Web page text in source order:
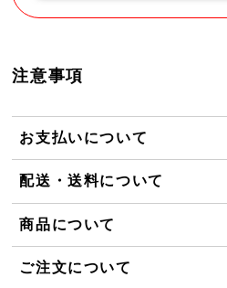
注意事項
お支払いについて
配送・送料について
商品について
ご注文について